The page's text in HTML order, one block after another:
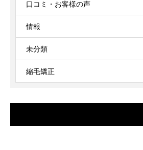
口コミ・お客様の声
情報
未分類
縮毛矯正